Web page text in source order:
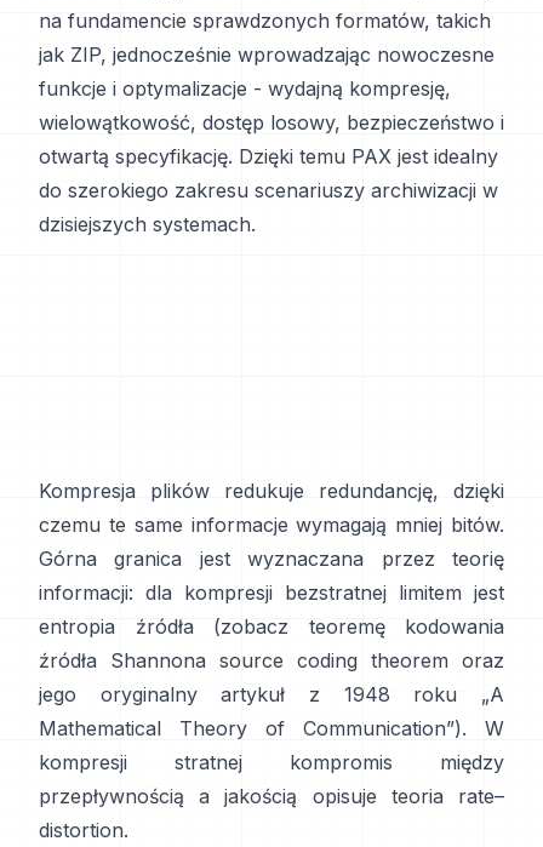
na fundamencie sprawdzonych formatów, takich
jak ZIP, jednocześnie wprowadzając nowoczesne
funkcje i optymalizacje - wydajną kompresję,
wielowątkowość, dostęp losowy, bezpieczeństwo i
otwartą specyfikację. Dzięki temu PAX jest idealny
do szerokiego zakresu scenariuszy archiwizacji w
dzisiejszych systemach.
Kompresja plików redukuje redundancję, dzięki
czemu te same informacje wymagają mniej bitów.
Górna granica jest wyznaczana przez teorię
informacji: dla kompresji bezstratnej limitem jest
entropia źródła (zobacz teoremę kodowania
źródła Shannona source coding theorem oraz
jego oryginalny artykuł z 1948 roku
„A
Mathematical Theory of Communication”). W
kompresji stratnej kompromis między
przepływnością a jakością opisuje
teoria rate–
distortion.